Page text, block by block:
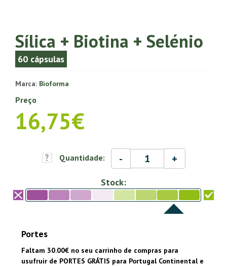
Sílica + Biotina + Selénio
60 cápsulas
Marca: Bioforma
Preço
16,75€
Quantidade: - +
Stock:
Portes
Faltam 30.00€ no seu carrinho de compras para
usufruir de PORTES GRÁTIS para Portugal Continental e